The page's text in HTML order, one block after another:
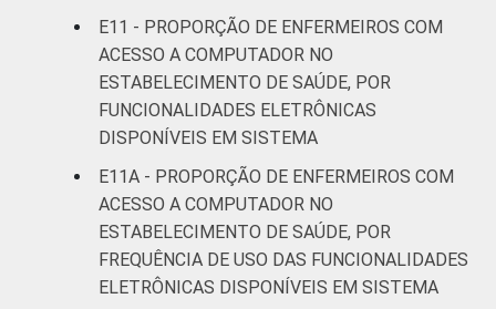
E11 - PROPORÇÃO DE ENFERMEIROS COM
ACESSO A COMPUTADOR NO
ESTABELECIMENTO DE SAÚDE, POR
FUNCIONALIDADES ELETRÔNICAS
DISPONÍVEIS EM SISTEMA
E11A - PROPORÇÃO DE ENFERMEIROS COM
ACESSO A COMPUTADOR NO
ESTABELECIMENTO DE SAÚDE, POR
FREQUÊNCIA DE USO DAS FUNCIONALIDADES
ELETRÔNICAS DISPONÍVEIS EM SISTEMA